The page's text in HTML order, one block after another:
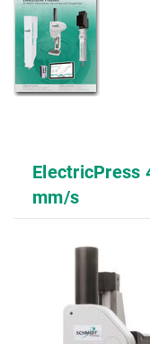
ElectricPress
mm/s